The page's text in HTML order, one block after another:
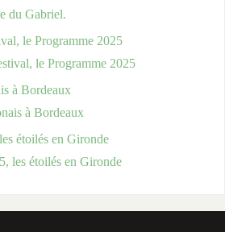
le Programme 2025
à Bordeaux
étoilés en Gironde